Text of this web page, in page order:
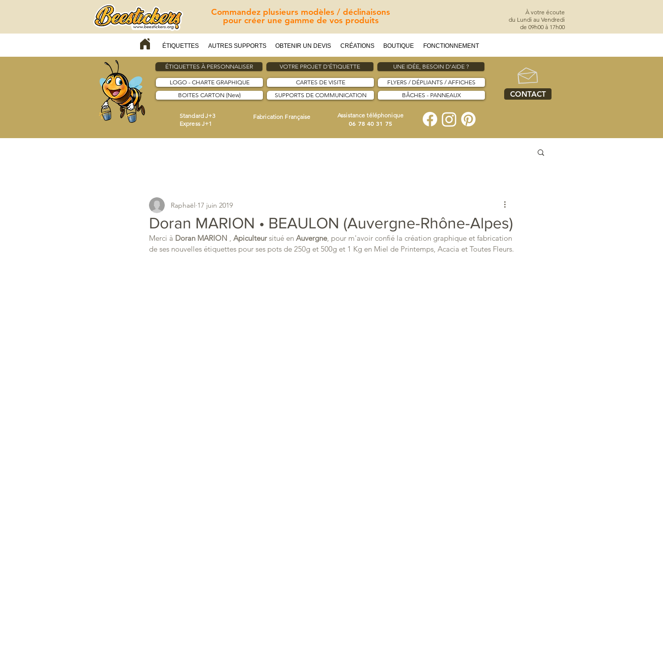
Commandez plusieurs modèles / déclinaisons
pour créer une gamme de vos produits
ÉTIQUETTES AUTRES SUPPORTS OBTENIR UN DEVIS CRÉATIONS BOUTIQUE FONCTIONNEMENT
À votre écoute
du Lundi au Vendredi
de 09h00 à 17h00
ÉTIQUETTES À PERSONNALISER VOTRE PROJET D'ÉTIQUETTE UNE IDÉE, BESOIN D'AIDE ?
LOGO - CHARTE GRAPHIQUE
BOITES CARTON (New)
CARTES DE VISITE
SUPPORTS DE COMMUNICATION
FLYERS / DÉPLIANTS / AFFICHES
BÂCHES - PANNEAUX
Standard J+3
Express J+1
Fabrication Française Assistance téléphonique
06 78 40 31 75
CONTACT
Doran MARION • BEAULON (Auvergne-Rhône-Alpes)
Raphaël 17 juin 2019
Merci à Doran MARION , Apiculteur situé en Auvergne, pour m'avoir confié la création graphique et fabrication
de ses nouvelles étiquettes pour ses pots de 250g et 500g et 1 Kg en Miel de Printemps, Acacia et Toutes Fleurs.